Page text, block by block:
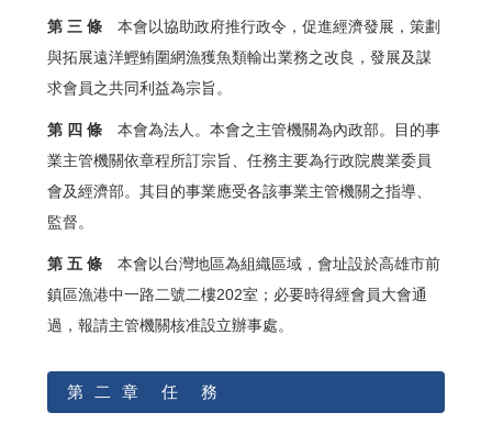
第 三 條本會以協助政府推行政令，促進經濟發展，策劃
與拓展遠洋鰹鮪圍網漁獲魚類輸出業務之改良，發展及謀
求會員之共同利益為宗旨。
第 四 條本會為法人。本會之主管機關為內政部。目的事
業主管機關依章程所訂宗旨、任務主要為行政院農業委員
會及經濟部。其目的事業應受各該事業主管機關之指導、
監督。
第 五 條本會以台灣地區為組織區域，會址設於高雄市前
鎮區漁港中一路二號二樓202室；必要時得經會員大會通
過，報請主管機關核准設立辦事處。
第 二 章 任 務